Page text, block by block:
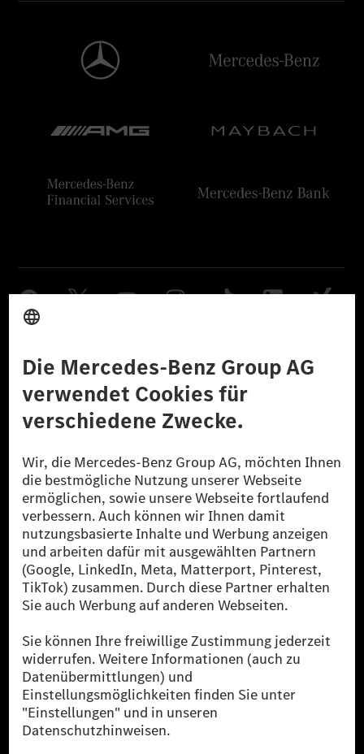
Datenschutz Lizenzhinweise Dritter Barrierefreiheit
© 2026 Mercedes-Benz Group AG. Alle Rechte vorbehalten.
[1] Bilanziell CO₂-neutral bedeutet, dass nicht vermiedene oder nicht
reduzierte CO₂-Emissionen bei der Mercedes-Benz Group durch
zertifizierte Ausgleichsprojekte kompensiert werden.
[2] Renewable Charging ist ein integraler Bestandteil von MB.CHARGE
Public in Europa, den USA, Kanada und China. Sofern an der jeweiligen
Ladestation noch kein Strom aus erneuerbaren Energien vorliegt,
verwendet Renewable Charging Grünstromzertifikate*. Diese stellen
sicher, dass für Ladevorgänge über MB.CHARGE Public eine äquivalente
Strommenge aus erneuerbaren Energien ins Stromnetz eingespeist wird.
* Inkl. EKOenergy Ökolabel
* Die angegebenen Werte wurden nach dem vorgeschriebenen
Messverfahren WLTP (Worldwide harmonised Light vehicles Test
Procedure) ermittelt. Die angegebenen Spannweiten beziehen sich auf
den europäischen Markt. Der Energieverbrauch und der CO₂-Ausstoß
eines Pkw sind nicht nur von der effizienten Ausnutzung des Kraftstoffs
bzw. des Energieträgers durch den Pkw, sondern auch vom Fahrstil und